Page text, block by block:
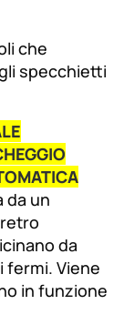
che
specchietti
da un
da
fermi. Viene
in funzione